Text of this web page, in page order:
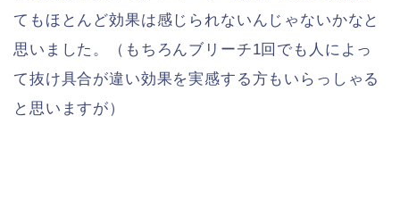
てもほとんど効果は感じられないんじゃないかなと
思いました。（もちろんブリーチ1回でも人によっ
て抜け具合が違い効果を実感する方もいらっしゃる
と思いますが）